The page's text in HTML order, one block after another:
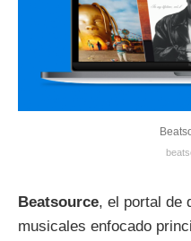
Beatsource, el portal de
musicales enfocado